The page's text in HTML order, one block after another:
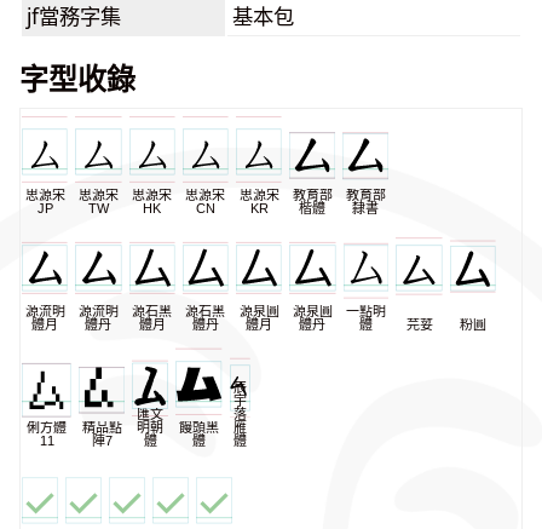
jf當務字集 基本包
字型收錄
思源宋
JP
思源宋
TW
思源宋
HK
思源宋
CN
思源宋
KR
教育部
楷體
教育部
隸書
源流明
體月
源流明
體丹
源石黑
體月
源石黑
體丹
源泉圓
體月
源泉圓
體丹
一點明
體
芫荽 粉圓
俐方體
11
精品點
陣7
匯文
明朝
體
饅頭黑
體
辰
宇
落
雁
體